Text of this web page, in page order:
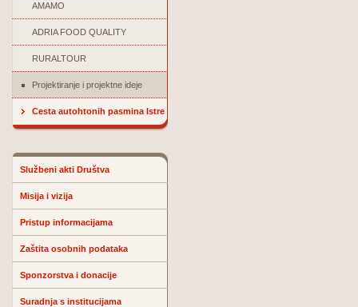
AMAMO
ADRIA FOOD QUALITY
RURALTOUR
Projektiranje i projektne ideje
Cesta autohtonih pasmina Istre
Službeni akti Društva
Misija i vizija
Pristup informacijama
Zaštita osobnih podataka
Sponzorstva i donacije
Suradnja s institucijama